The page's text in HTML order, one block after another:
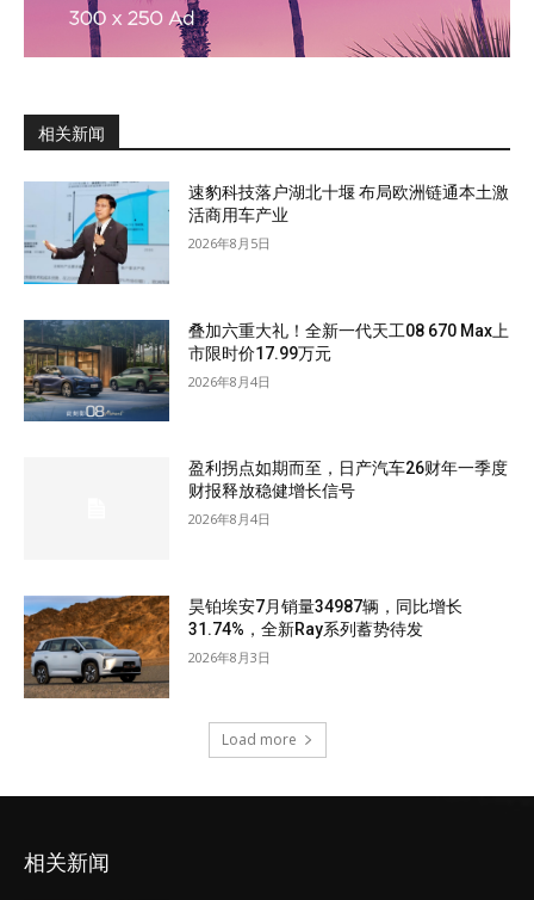
相关新闻
速豹科技落户湖北十堰 布局欧洲链通本土激
活商用车产业
2026年8月5日
叠加六重大礼！全新一代天工08 670 Max上
市限时价17.99万元
2026年8月4日
盈利拐点如期而至，日产汽车26财年一季度
财报释放稳健增长信号
2026年8月4日
昊铂埃安7月销量34987辆，同比增长
31.74%，全新Ray系列蓄势待发
2026年8月3日
Load more
相关新闻